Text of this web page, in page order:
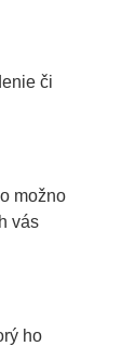
či
možno
vás
ho